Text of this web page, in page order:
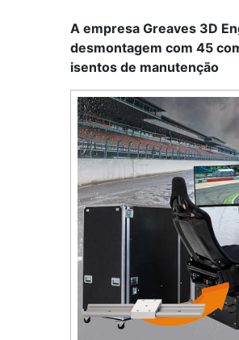
A empresa Greaves 3D
desmontagem com 45
isentos de manutenção